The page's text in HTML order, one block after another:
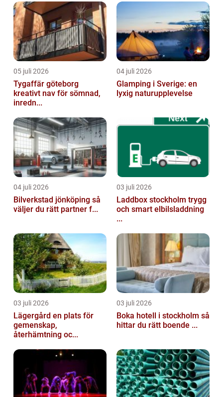
05 juli 2026
Tygaffär göteborg
kreativt nav för sömnad,
inredn...
04 juli 2026
Glamping i Sverige: en
lyxig naturupplevelse
04 juli 2026
Bilverkstad jönköping så
väljer du rätt partner f...
03 juli 2026
Laddbox stockholm trygg
och smart elbilsladdning
...
03 juli 2026
Lägergård en plats för
gemenskap,
återhämtning oc...
03 juli 2026
Boka hotell i stockholm så
hittar du rätt boende ...